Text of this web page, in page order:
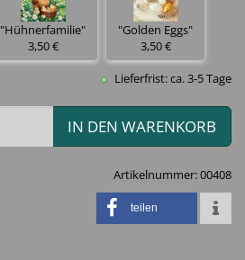
"Hühnerfamilie"
3,50 €
"Golden Eggs"
3,50 €
Lieferfrist: ca. 3-5 Tage
IN DEN WARENKORB
Artikelnummer:00408
teilen